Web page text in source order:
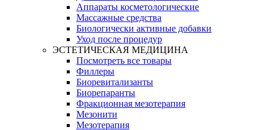
Аппараты косметологические
Массажные средства
Биологически активные добавки
Уход после процедур
ЭСТЕТИЧЕСКАЯ МЕДИЦИНА
Посмотреть все товары
Филлеры
Биоревитализанты
Биорепаранты
Фракционная мезотерапия
Мезонити
Мезотерапия